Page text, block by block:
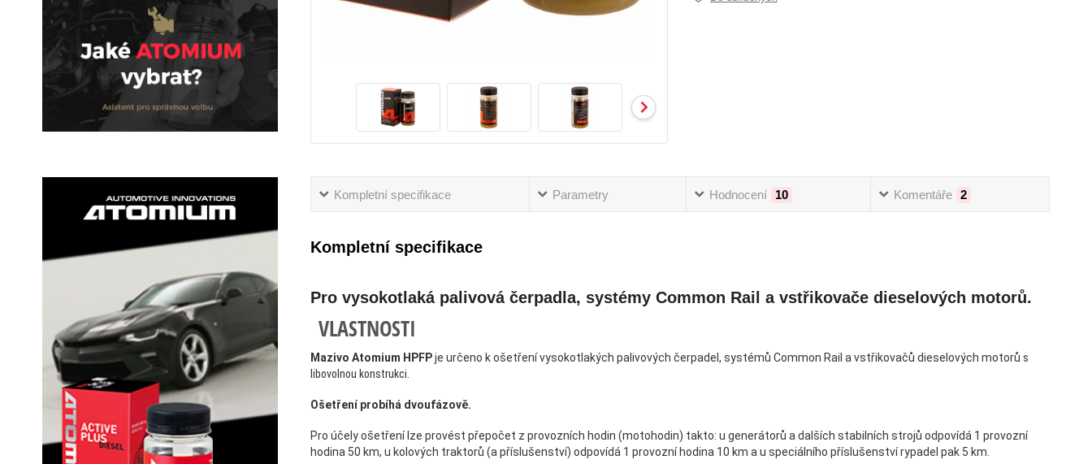
Kompletní specifikace Parametry Hodnocení 10 Komentáře 2
Kompletní specifikace
Pro vysokotlaká palivová čerpadla, systémy Common Rail a vstřikovače dieselových motorů.
VLASTNOSTI
Mazivo Atomium HPFPje určeno k ošetření vysokotlakých palivových čerpadel, systémů Common Rail a vstřikovačů dieselových motorů s
libovolnou konstrukci.
Ošetření probíhá dvoufázově.
Pro účely ošetření lze provést přepočet z provozních hodin (motohodin) takto: u generátorů a dalších stabilních strojů odpovídá 1 provozní
hodina 50 km, u kolových traktorů (a příslušenství) odpovídá 1 provozní hodina 10 km a u speciálního příslušenství rypadel pak 5 km.